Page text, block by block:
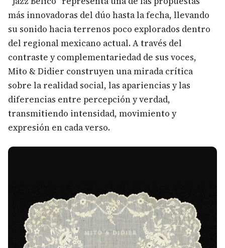
más innovadoras del dúo hasta la fecha, llevando
su sonido hacia terrenos poco explorados dentro
del regional mexicano actual. A través del
contraste y complementariedad de sus voces,
Mito & Didier construyen una mirada crítica
sobre la realidad social, las apariencias y las
diferencias entre percepción y verdad,
transmitiendo intensidad, movimiento y
expresión en cada verso.